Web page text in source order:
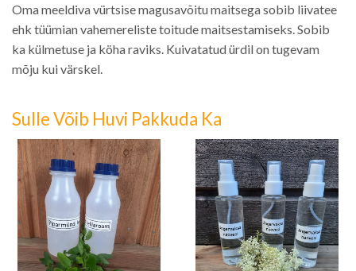
Oma meeldiva vürtsise magusavõitu maitsega sobib liivatee
ehk tüümian vahemereliste toitude maitsestamiseks. Sobib
ka külmetuse ja köha raviks. Kuivatatud ürdil on tugevam
mõju kui värskel.
Sulle Võib Huvi Pakkuda Ka